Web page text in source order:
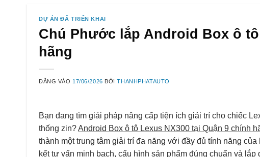
DỰ ÁN ĐÃ TRIỂN KHAI
Chú Phước lắp Android Box ô
hãng
ĐĂNG VÀO 17/06/2026 BỞITHANHPHATAUTO
Bạn đang tìm giải pháp nâng cấp tiện ích giải trí cho chiếc
thống zin?Android Box ô tô Lexus NX300 tại Quận 9 chính
thành một trung tâm giải trí đa năng với đầy đủ tính năng
kết tư vấn minh bạch, cấu hình sản phẩm đúng chuẩn và